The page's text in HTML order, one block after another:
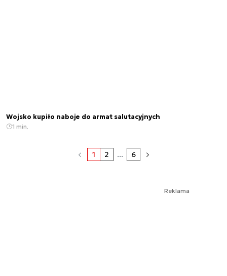
Wojsko kupiło naboje do armat salutacyjnych
1 min.
1 2 ... 6
Reklama